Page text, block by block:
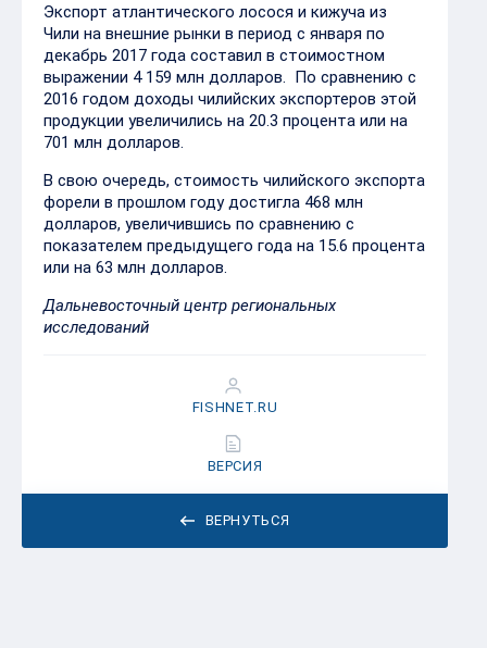
Экспорт атлантического лосося и кижуча из
Чили на внешние рынки в период с января по
декабрь 2017 года составил в стоимостном
выражении 4 159 млн долларов. По сравнению с
2016 годом доходы чилийских экспортеров этой
продукции увеличились на 20.3 процента или на
701 млн долларов.
В свою очередь, стоимость чилийского экспорта
форели в прошлом году достигла 468 млн
долларов, увеличившись по сравнению с
показателем предыдущего года на 15.6 процента
или на 63 млн долларов.
Дальневосточный центр региональных
исследований
ВЕРНУТЬСЯ
FISHNET.RU
ВЕРСИЯ